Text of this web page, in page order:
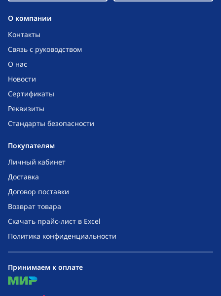
O компании
Контакты
Связь с руководством
О нас
Новости
Сертификаты
Реквизиты
Стандарты безопасности
Покупателям
Личный кабинет
Доставка
Договор поставки
Возврат товара
Скачать прайс-лист в Excel
Политика конфиденциальности
Принимаем к оплате
mir